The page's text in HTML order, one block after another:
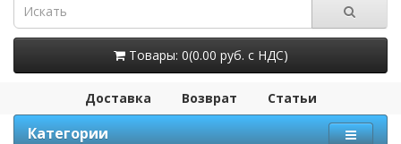
Товары: 0(0.00 руб. с НДС)
Доставка Возврат Статьи
Категории